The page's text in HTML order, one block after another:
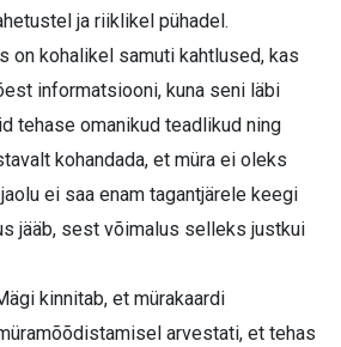
ja riiklikel pühadel.
on kohalikel samuti kahtlused, kas
informatsiooni, kuna seni läbi
tehase omanikud teadlikud ning
kohandada, et müra ei oleks
ei saa enam tagantjärele keegi
jääb, sest võimalus selleks justkui
kinnitab, et mürakaardi
arvestati, et tehas